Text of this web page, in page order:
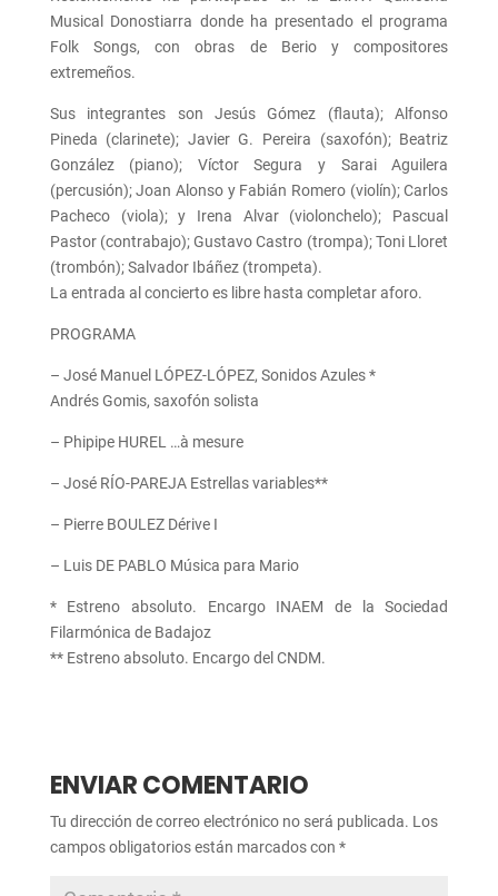
Musical Donostiarra donde ha presentado el programa
Folk Songs, con obras de Berio y compositores
extremeños.
Sus integrantes son Jesús Gómez (flauta); Alfonso
Pineda (clarinete); Javier G. Pereira (saxofón); Beatriz
González (piano); Víctor Segura y Sarai Aguilera
(percusión); Joan Alonso y Fabián Romero (violín); Carlos
Pacheco (viola); y Irena Alvar (violonchelo); Pascual
Pastor (contrabajo); Gustavo Castro (trompa); Toni Lloret
(trombón); Salvador Ibáñez (trompeta).
La entrada al concierto es libre hasta completar aforo.
PROGRAMA
– José Manuel LÓPEZ-LÓPEZ, Sonidos Azules *
Andrés Gomis, saxofón solista
– Phipipe HUREL …à mesure
– José RÍO-PAREJA Estrellas variables**
– Pierre BOULEZ Dérive I
– Luis DE PABLO Música para Mario
* Estreno absoluto. Encargo INAEM de la Sociedad
Filarmónica de Badajoz
** Estreno absoluto. Encargo del CNDM.
ENVIAR COMENTARIO
Tu dirección de correo electrónico no será publicada. Los
campos obligatorios están marcados con *